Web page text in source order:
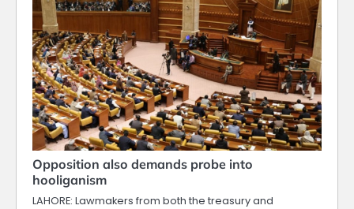
Opposition also demands probe into
hooliganism
LAHORE: Lawmakers from both the treasury and